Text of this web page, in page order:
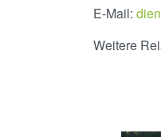
E-Mail:
Weitere